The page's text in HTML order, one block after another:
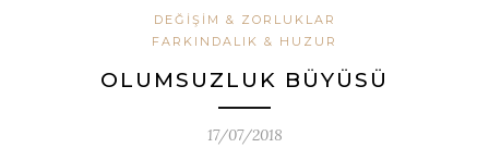
DEĞIŞIM & ZORLUKLAR
FARKINDALIK & HUZUR
OLUMSUZLUK BÜYÜSÜ
17/07/2018